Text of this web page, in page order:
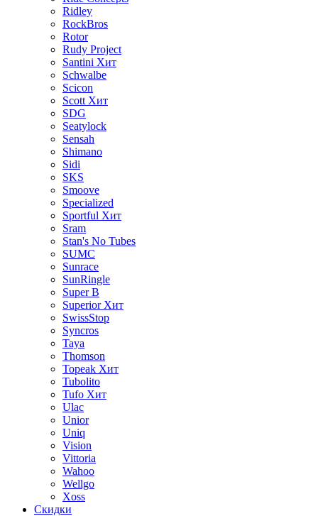
Ridley
RockBros
Rotor
Rudy Project
Santini Хит
Schwalbe
Scicon
Scott Хит
SDG
Seatylock
Sensah
Shimano
Sidi
SKS
Smoove
Specialized
Sportful Хит
Sram
Stan's No Tubes
SUMC
Sunrace
SunRingle
Super B
Superior Хит
SwissStop
Syncros
Taya
Thomson
Topeak Хит
Tubolito
Tufo Хит
Ulac
Unior
Uniq
Vision
Vittoria
Wahoo
Wellgo
Xoss
Скидки